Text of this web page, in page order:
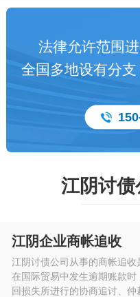
法律允许范围
全国多地设有分
江阴讨债
江阴企业商帐追收
江阴讨债公司从事的商帐追收
在国际贸易中发生逾期账款时
回损失所进行的协商追讨、仲